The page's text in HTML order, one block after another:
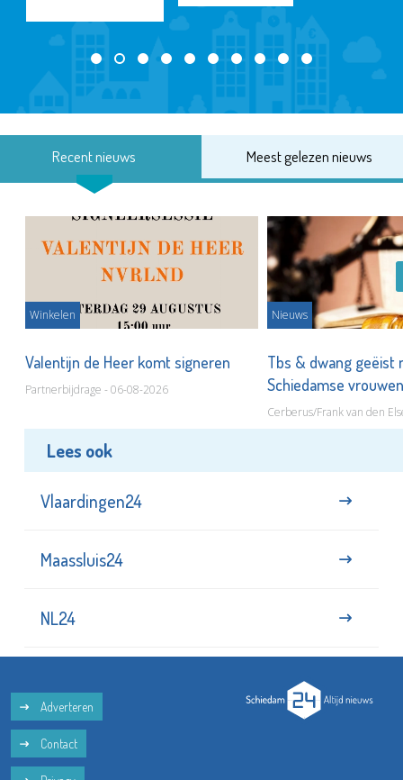
Recent nieuws Meest gelezen nieuws
Winkelen
Valentijn de Heer komt signeren
Partnerbijdrage - 06-08-2026
Nieuws
Tbs & dwang geëist
Schiedamse
Cerberus/Frank van den
Lees ook
Vlaardingen24
Maassluis24
NL24
Adverteren
Contact